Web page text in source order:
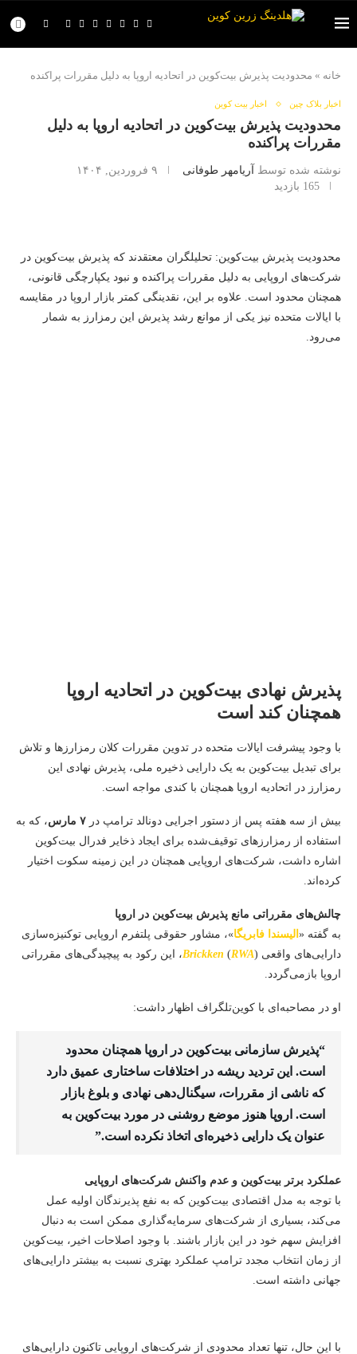
خانه » محدودیت پذیرش بیت‌کوین در اتحادیه اروپا به دلیل مقررات پراکنده
اخبار بلاک چین اخبار بیت کوین
محدودیت پذیرش بیت‌کوین در اتحادیه اروپا به دلیل
مقررات پراکنده
نوشته شده توسط آریامهر طوفانی
۹ فروردین, ۱۴۰۴
165 بازدید
محدودیت پذیرش بیت‌کوین: تحلیلگران معتقدند که پذیرش بیت‌کوین در
شرکت‌های اروپایی به دلیل مقررات پراکنده و نبود یکپارچگی قانونی،
همچنان محدود است. علاوه بر این، نقدینگی کمتر بازار اروپا در مقایسه
با ایالات متحده نیز یکی از موانع رشد پذیرش این رمزارز به شمار
می‌رود.
پذیرش نهادی بیت‌کوین در اتحادیه اروپا
همچنان کند است
با وجود پیشرفت ایالات متحده در تدوین مقررات کلان رمزارزها و تلاش
برای تبدیل بیت‌کوین به یک دارایی ذخیره ملی، پذیرش نهادی این
رمزارز در اتحادیه اروپا همچنان با کندی مواجه است.
بیش از سه هفته پس از دستور اجرایی دونالد ترامپ در ۷ مارس
، که به
استفاده از رمزارزهای توقیف‌شده برای ایجاد ذخایر فدرال بیت‌کوین
اشاره داشت، شرکت‌های اروپایی همچنان در این زمینه سکوت اختیار
کرده‌اند.
چالش‌های مقرراتی مانع پذیرش بیت‌کوین در اروپا
به گفته « الیسندا فابریگا»، مشاور حقوقی پلتفرم اروپایی توکنیزه‌سازی
دارایی‌های واقعی (RWA
)
Brickken، این رکود به پیچیدگی‌های مقرراتی
اروپا بازمی‌گردد.
او در مصاحبه‌ای با کوین‌تلگراف اظهار داشت:
“پذیرش سازمانی بیت‌کوین در اروپا همچنان محدود
است. این تردید ریشه در اختلافات ساختاری عمیق دارد
که ناشی از مقررات، سیگنال‌دهی نهادی و بلوغ بازار
است. اروپا هنوز موضع روشنی در مورد بیت‌کوین به
عنوان یک دارایی ذخیره‌ای اتخاذ نکرده است.”
عملکرد برتر بیت‌کوین و عدم واکنش شرکت‌های اروپایی
با توجه به مدل اقتصادی بیت‌کوین که به نفع پذیرندگان اولیه عمل
می‌کند، بسیاری از شرکت‌های سرمایه‌گذاری ممکن است به دنبال
افزایش سهم خود در این بازار باشند. با وجود اصلاحات اخیر، بیت‌کوین
از زمان انتخاب مجدد ترامپ عملکرد بهتری نسبت به بیشتر دارایی‌های
جهانی داشته است.
با این حال، تنها تعداد محدودی از شرکت‌های اروپایی تاکنون دارایی‌های